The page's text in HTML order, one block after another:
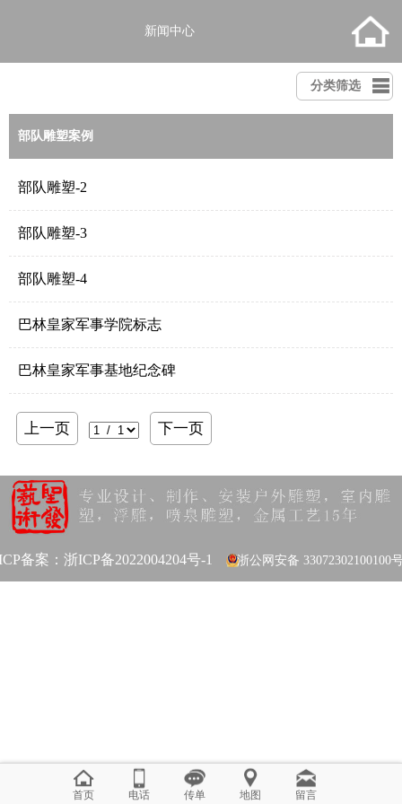
新闻中心
分类筛选
部队雕塑案例
部队雕塑-2
部队雕塑-3
部队雕塑-4
巴林皇家军事学院标志
巴林皇家军事基地纪念碑
上一页 下一页
备案：浙ICP备2022004204号-1 浙公网安备 33072302100100
首页 电话 传单 地图 留言